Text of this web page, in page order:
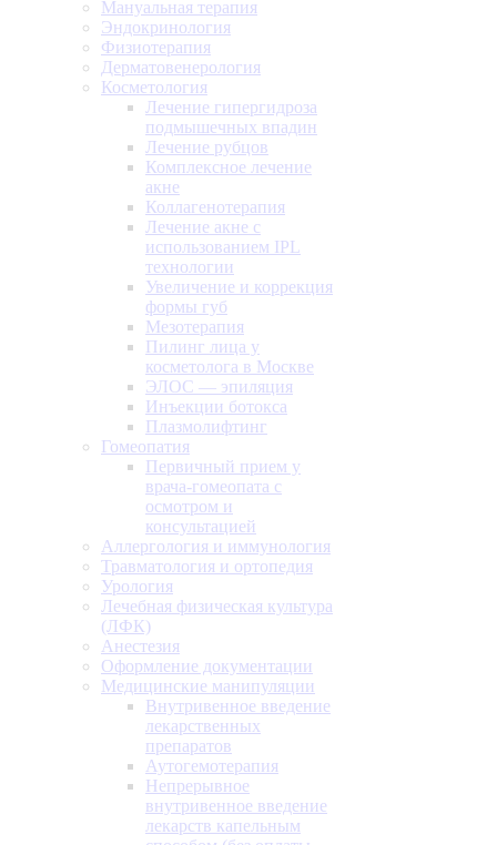
Мануальная терапия
Эндокринология
Физиотерапия
Дерматовенерология
Косметология
Лечение гипергидроза
подмышечных впадин
Лечение рубцов
Комплексное лечение
акне
Коллагенотерапия
Лечение акне с
использованием IPL
технологии
Увеличение и коррекция
формы губ
Мезотерапия
Пилинг лица у
косметолога в Москве
ЭЛОС — эпиляция
Инъекции ботокса
Плазмолифтинг
Гомеопатия
Первичный прием у
врача-гомеопата с
осмотром и
консультацией
Аллергология и иммунология
Травматология и ортопедия
Урология
Лечебная физическая культура
(ЛФК)
Анестезия
Оформление документации
Медицинские манипуляции
Внутривенное введение
лекарственных
препаратов
Аутогемотерапия
Непрерывное
внутривенное введение
лекарств капельным